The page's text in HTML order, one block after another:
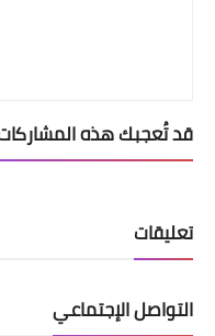
قد تُعجبك هذه
تعليقات
التواصل الإجتماعي